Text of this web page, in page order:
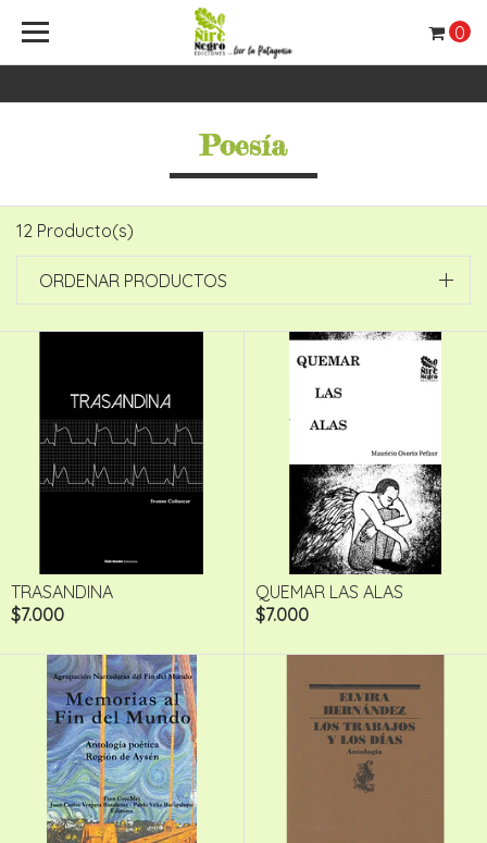
0
Poesía
12 Producto(s)
ORDENAR PRODUCTOS
TRASANDINA
$7.000
QUEMAR LAS ALAS
$7.000